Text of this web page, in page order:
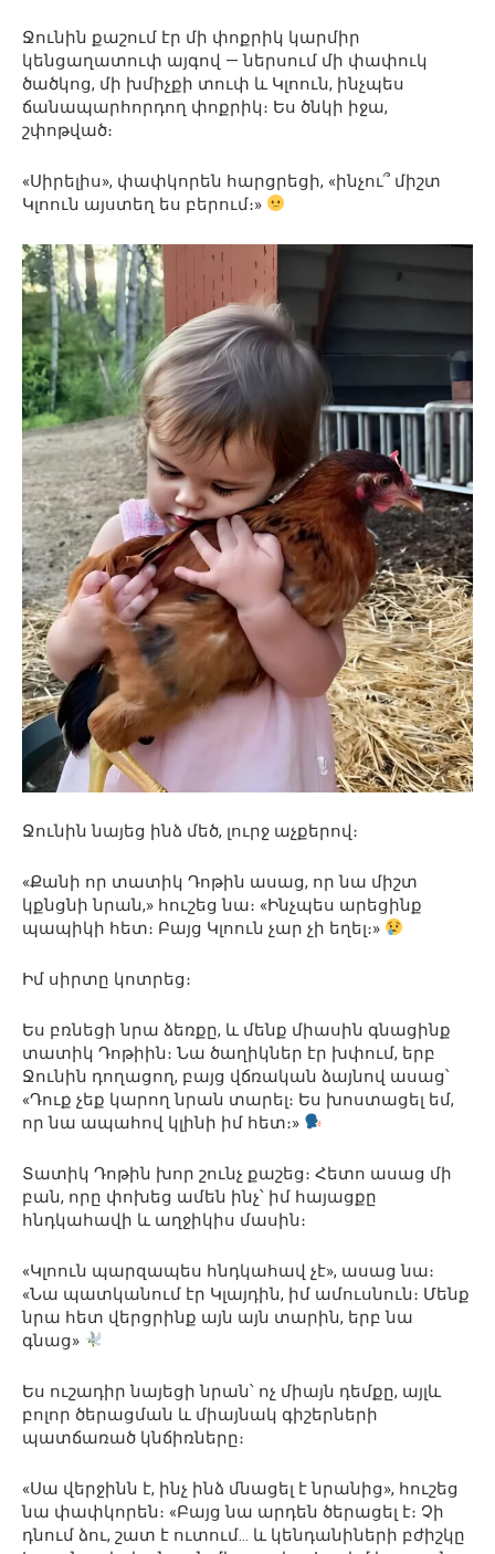
Ջունին քաշում էր մի փոքրիկ կարմիր
կենցաղատուփ այգով — ներսում մի փափուկ
ծածկոց, մի խմիչքի տուփ և Կլոուն, ինչպես
ճանապարհորդող փոքրիկ։ Ես ծնկի իջա,
շփոթված։
«Սիրելիս», փափկորեն հարցրեցի, «ինչու՞ միշտ
Կլոուն այստեղ ես բերում։»
Ջունին նայեց ինձ մեծ, լուրջ աչքերով։
«Քանի որ տատիկ Դոթին ասաց, որ նա միշտ
կքնցնի նրան,» հուշեց նա։ «Ինչպես արեցինք
պապիկի հետ։ Բայց Կլոուն չար չի եղել։»
Իմ սիրտը կոտրեց։
Ես բռնեցի նրա ձեռքը, և մենք միասին գնացինք
տատիկ Դոթիին։ Նա ծաղիկներ էր խփում, երբ
Ջունին դողացող, բայց վճռական ձայնով ասաց՝
«Դուք չեք կարող նրան տարել։ Ես խոստացել եմ,
որ նա ապահով կլինի իմ հետ։»
Տատիկ Դոթին խոր շունչ քաշեց։ Հետո ասաց մի
բան, որը փոխեց ամեն ինչ՝ իմ հայացքը
հնդկահավի և աղջիկիս մասին։
«Կլոուն պարզապես հնդկահավ չէ», ասաց նա։
«Նա պատկանում էր Կլայդին, իմ ամուսնուն։ Մենք
նրա հետ վերցրինք այն այն տարին, երբ նա
գնաց»
Ես ուշադիր նայեցի նրան՝ ոչ միայն դեմքը, այլև
բոլոր ծերացման և միայնակ գիշերների
պատճառած կնճիռները։
«Սա վերջինն է, ինչ ինձ մնացել է նրանից», հուշեց
նա փափկորեն։ «Բայց նա արդեն ծերացել է։ Չի
դնում ձու, շատ է ուտում… և կենդանիների բժիշկը